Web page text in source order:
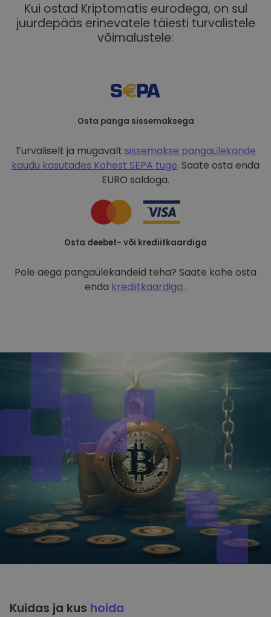
Kui ostad Kriptomatis eurodega, on sul
juurdepääs erinevatele täiesti turvalistele
võimalustele:
Osta panga sissemaksega
Turvaliselt ja mugavalt sissemakse pangaülekande
kaudu kasutades Kohest SEPA tuge. Saate osta enda
EURO saldoga.
Osta deebet- või krediitkaardiga
Pole aega pangaülekandeid teha? Saate kohe osta
enda krediitkaardiga .
Kuidas ja kus hoida